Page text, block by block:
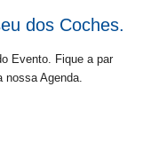
dos Coches.
Evento. Fique a par
Agenda.